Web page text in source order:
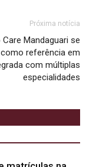
Próxima notícia
Care Mandaguari se
referência em
com múltiplas
especialidades